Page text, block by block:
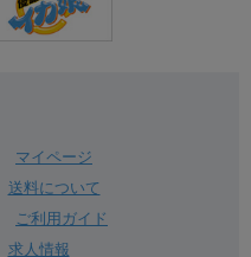
マイページ
送料について
ご利用ガイド
求人情報